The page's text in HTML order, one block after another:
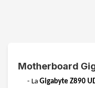
Motherboard
- La Gigabyte Z890